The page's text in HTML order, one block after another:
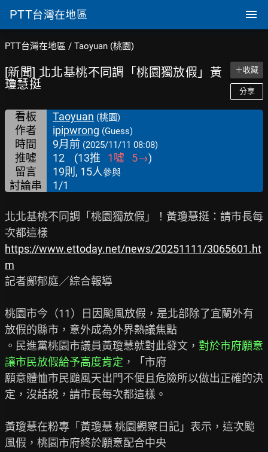
PTT台灣在地區
PTT台灣在地區 / Taoyuan (桃園)
[新聞] 北北基桃不同調「桃園獨放假」黃
瓊慧挺
＋收藏
分享
看板 Taoyuan (桃園)
作者 ipipwrong (Guess)
時間 9月前 (2025/11/11 08:08)
推噓 12 (13推 1噓 5→)
留言
19則, 15人參與
討論串 1/1
北北基桃不同調「桃園獨放假」！黃瓊慧挺：請市長每
https://www.ettoday.net/news/20251111/3065601.ht
m
記者鄺郁庭／綜合報導
桃園市今（11）日因颱風放假，是北部除了宜蘭外有
放假的縣市，意外成為外界熱議焦點
。民進黨桃園市議員黃瓊慧就對此發文， 對於市府願意
讓市民放假給予高度肯定 ，「市府
願意體恤市民颱風天出門不便且危險所以做出正確的決
定，沒話說，請市長每次都這樣。
黃瓊慧在粉專「黃瓊慧 桃園觀察日記」表示，這次颱
風假，桃園市府終於願意配合中央